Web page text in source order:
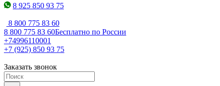
8 925 850 93 75
8 800 775 83 60
8 800 775 83 60Бесплатно по России
+74996110001
+7 (925) 850 93 75
Заказать звонок